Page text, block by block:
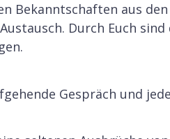
Bekanntschaften aus
Durch Euch
Gespräch und